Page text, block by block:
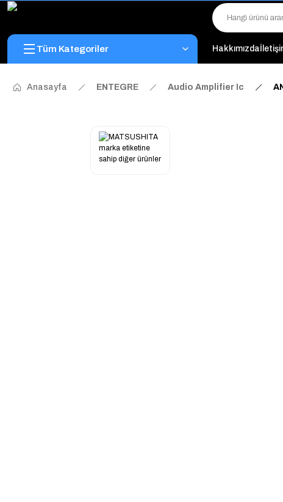
Tüm Kategoriler Hakkımızda
Anasayfa ENTEGRE Audio Amplifier Ic